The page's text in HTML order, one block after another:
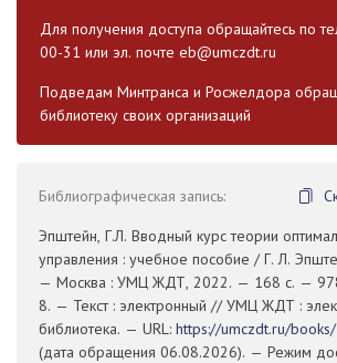
Для получения доступа обращайтесь по
00-31 или эл. почте eb@umczdt.ru
Подведам Минтранса и Росжелдора
библиотеку своих организаций
Библиографическая запись:
Эпштейн, Г.Л. Вводный курс теории
управления : учебное пособие / Г. Л.
— Москва : УМЦ ЖДТ, 2022. — 168 с. —
8. — Текст : электронный // УМЦ ЖДТ :
библиотека. — URL: https://umczdt.ru/
(дата обращения 06.08.2026). — Режим